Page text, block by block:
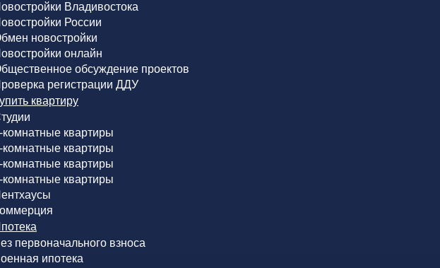
Владивостока
России
новостройки
онлайн
обсуждение проектов
регистрации ДДУ
квартиру
комнатные квартиры
комнатные квартиры
комнатные квартиры
комнатные квартиры
первоначального взноса
ипотека